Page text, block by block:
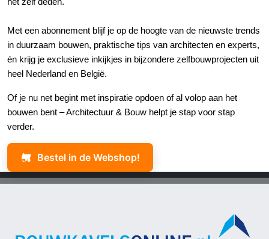
Met een abonnement blijf je op de hoogte van de nieuwste trends
in duurzaam bouwen, praktische tips van architecten en experts,
én krijg je exclusieve inkijkjes in bijzondere zelfbouwprojecten uit
heel Nederland en België.
Of je nu net begint met inspiratie opdoen of al volop aan het
bouwen bent – Architectuur & Bouw helpt je stap voor stap
verder.
Bestel in de Webshop!